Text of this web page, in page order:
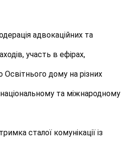
адвокаційних та
участь в ефірах,
дому на різних
та міжнародному
сталої комунікації із